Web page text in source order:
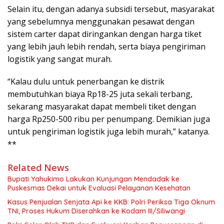
Selain itu, dengan adanya subsidi tersebut, masyarakat
yang sebelumnya menggunakan pesawat dengan
sistem carter dapat diringankan dengan harga tiket
yang lebih jauh lebih rendah, serta biaya pengiriman
logistik yang sangat murah.
“Kalau dulu untuk penerbangan ke distrik
membutuhkan biaya Rp18-25 juta sekali terbang,
sekarang masyarakat dapat membeli tiket dengan
harga Rp250-500 ribu per penumpang. Demikian juga
untuk pengiriman logistik juga lebih murah,” katanya.
**
Related News
Bupati Yahukimo Lakukan Kunjungan Mendadak ke
Puskesmas Dekai untuk Evaluasi Pelayanan Kesehatan
Kasus Penjualan Senjata Api ke KKB: Polri Periksa Tiga Oknum
TNI, Proses Hukum Diserahkan ke Kodam III/Siliwangi